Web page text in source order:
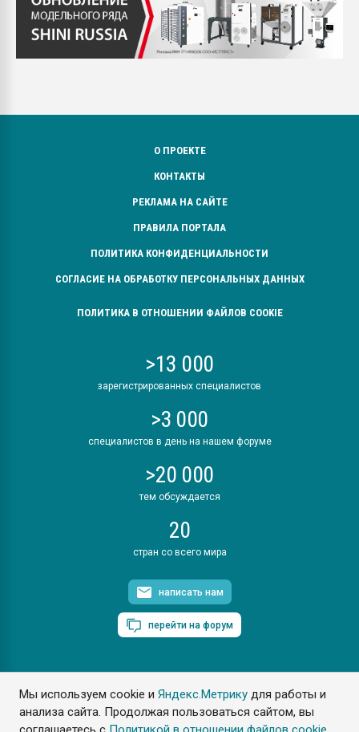
Мы используем cookie иЯндекс.Метрику для работы и
анализа сайта. Продолжая пользоваться сайтом, вы
О ПРОЕКТЕ
КОНТАКТЫ
РЕКЛАМА НА САЙТЕ
ПРАВИЛА ПОРТАЛА
ПОЛИТИКА КОНФИДЕНЦИАЛЬНОСТИ
СОГЛАСИЕ НА ОБРАБОТКУ ПЕРСОНАЛЬНЫХ ДАННЫХ
ПОЛИТИКА В ОТНОШЕНИИ ФАЙЛОВ COOKIE
>13 000
зарегистрированных специалистов
>3 000
специалистов в день на нашем форуме
>20 000
тем обсуждается
20
стран со всего мира
написать нам
перейти на форум
ПластЭксперт © 2006. Все права защищены
Разрешается копирование материалов сайта с обязательной
ссылкой на www.e-plastic.ru